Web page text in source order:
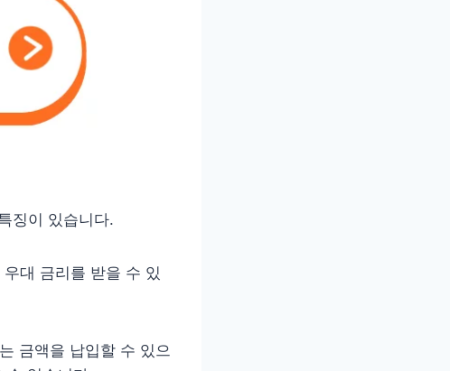
징이 있습니다.
대 금리를 받을 수 있
금액을 납입할 수 있으